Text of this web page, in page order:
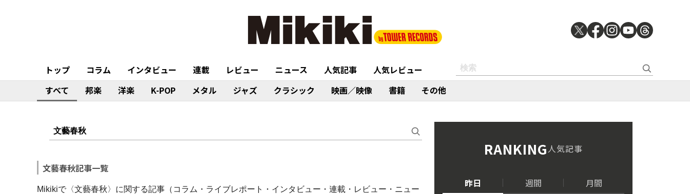
トップ コラム インタビュー 連載 レビュー ニュース 人気記事
人気レビュー
すべて
邦楽 洋楽 K-POP メタル ジャズ クラシック 映画／映像 書籍 その他
文藝春秋記事一覧
Mikikiで〈文藝春秋〉に関する記事（コラム・ライブレポート・インタビュー・連載・レビュー・ニュー
RANKING人気記事
昨日 週間 月間